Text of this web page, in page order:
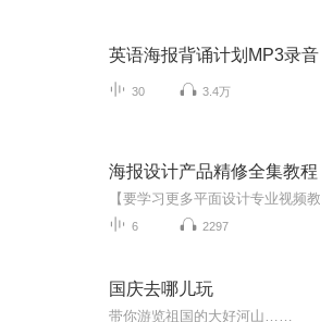
英语海报背诵计划MP3录音
30 3.4万
海报设计产品精修全集教程
6 2297
国庆去哪儿玩
带你游览祖国的大好河山……